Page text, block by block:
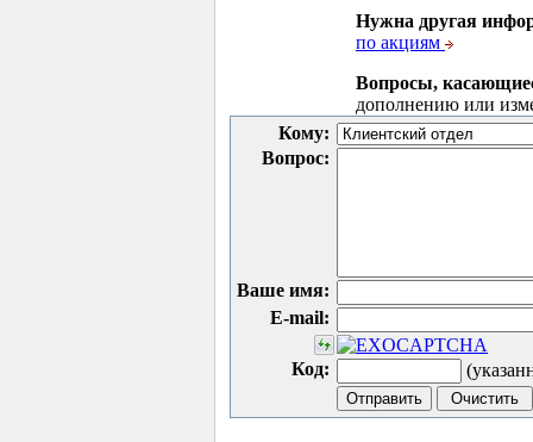
Нужна другая
по акциям
Вопросы,
дополнению или
Кому:
Вопрос:
Ваше имя:
E-mail:
Код: